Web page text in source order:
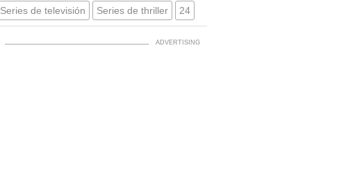
Series de televisión Series de thriller 24